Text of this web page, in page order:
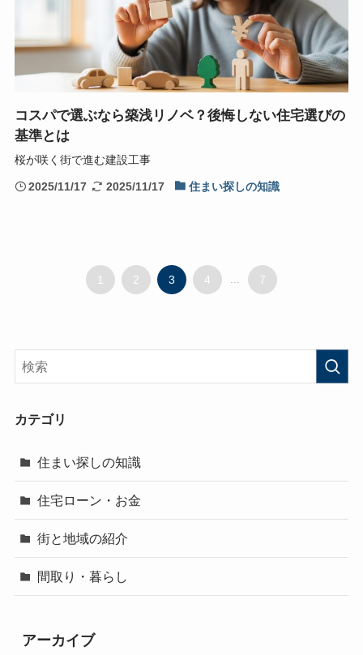
コスパで選ぶなら築浅リノベ？後悔しない住宅選びの
基準とは
桜が咲く街で進む建設工事
2025/11/17 2025/11/17 住まい探しの知識
1 2 3 4 7
カテゴリ
住まい探しの知識
住宅ローン・お金
街と地域の紹介
間取り・暮らし
アーカイブ